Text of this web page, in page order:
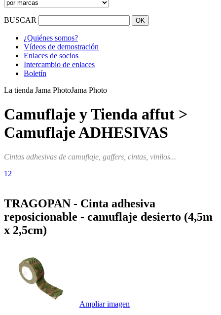
BUSCAR
¿Quiénes somos?
Vídeos de demostración
Enlaces de socios
Intercambio de enlaces
Boletín
La tienda Jama PhotoJama Photo
Camuflaje y Tienda affut >
Camuflaje ADHESIVAS
Cintas adhesivas de camuflaje, gaffers, cintas, vinilos...
1 2
TRAGOPAN - Cinta adhesiva
reposicionable - camuflaje desierto (4,5m
x 2,5cm)
Ampliar imagen